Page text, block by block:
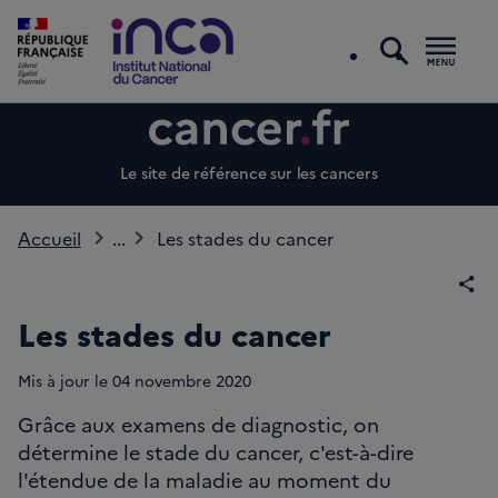
Le site de référence sur les cancers
Accueil ... Les stades du cancer
Les stades du cancer
Mis à jour le 04 novembre 2020
Grâce aux examens de diagnostic, on
détermine le stade du cancer, c'est-à-dire
l'étendue de la maladie au moment du